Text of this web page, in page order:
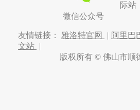
际站
微信公众号
友情链接： 雅洛特官网 | 阿里巴
文站 |
版权所有 © 佛山市顺